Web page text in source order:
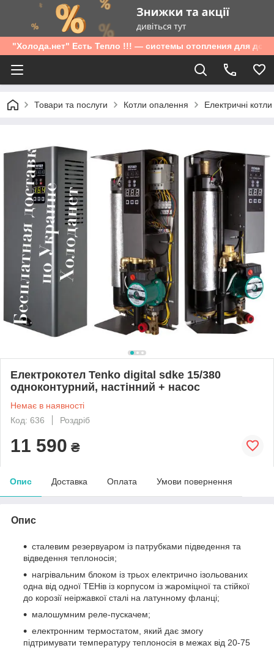
"Холода.нет" Есть Тепло !!! — системы отопления для дома
Товари та послуги Котли опалення Електричні котли
Електрокотел Tenko digital sdke 15/380
одноконтурний, настінний + насос
Немає в наявності
Код: 636
Роздріб
11 590 ₴
Опис Доставка Оплата Умови повернення
Опис
сталевим резервуаром із патрубками підведення та
відведення теплоносія;
нагрівальним блоком із трьох електрично ізольованих
одна від одної ТЕНів із корпусом із жароміцної та стійкої
до корозії неіржавкої сталі на латунному фланці;
малошумним реле-пускачем;
електронним термостатом, який дає змогу
підтримувати температуру теплоносія в межах від 20-75